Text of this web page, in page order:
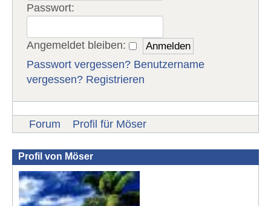
Passwort:
Angemeldet bleiben:
Passwort vergessen? Benutzername
vergessen? Registrieren
Forum Profil für Möser
Profil von Möser